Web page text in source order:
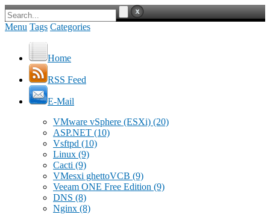
Menu Tags Categories
Home
RSS Feed
E-Mail
VMware vSphere (ESXi) (20)
ASP.NET (10)
Vsftpd (10)
Linux (9)
Cacti (9)
VMesxi ghettoVCB (9)
Veeam ONE Free Edition (9)
DNS (8)
Nginx (8)